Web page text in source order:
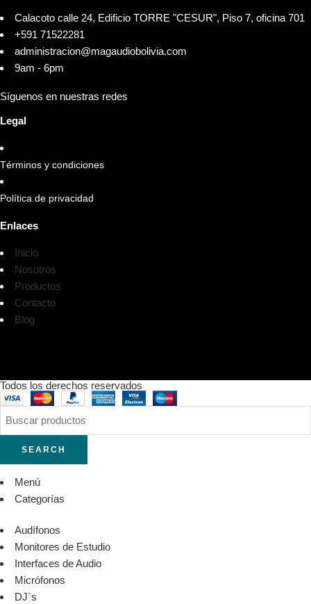
Calacoto calle 24, Edificio TORRE "CESUR", Piso 7, oficina 701
+591 71522281
administracion@magaudiobolivia.com
9am - 6pm
Síguenos en nuestras redes
Legal
Términos y condiciones
Política de privacidad
Enlaces
Inicio
Nosotros
Productos
Contacto
Blog
Todos los derechos reservados
SEARCH
Menú
Categorías
Audífonos
Monitores de Estudio
Interfaces de Audio
Micrófonos
DJ´s